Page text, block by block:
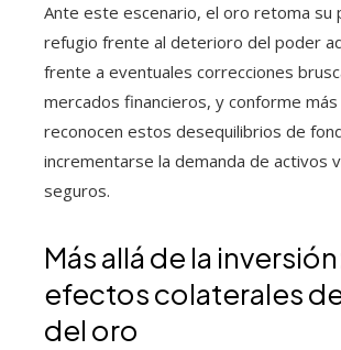
Ante este escenario, el oro retoma su
refugio frente al deterioro del poder
frente a eventuales correcciones
mercados financieros, y conforme
reconocen estos desequilibrios de
incrementarse la demanda de activos
seguros.
Más allá de la
efectos colaterales
del oro